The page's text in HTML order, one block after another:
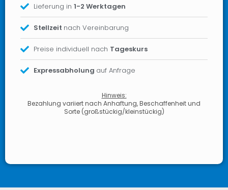
Lieferung in1-2 Werktagen
Stellzeit nach Vereinbarung
Preise individuell nach Tageskurs
Expressabholung auf Anfrage
Hinweis:
Bezahlung variiert nach Anhaftung, Beschaffenheit und
Sorte (großstückig/kleinstückig)